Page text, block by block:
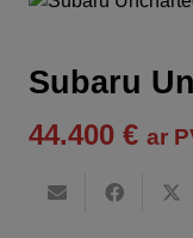
Subaru
44.400 € ar